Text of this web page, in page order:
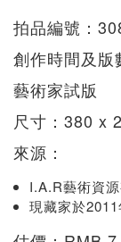
拍品編號：
創作時間及
藝術家試版
尺寸：380 x
來源：
I.A.R藝術資
現藏家於